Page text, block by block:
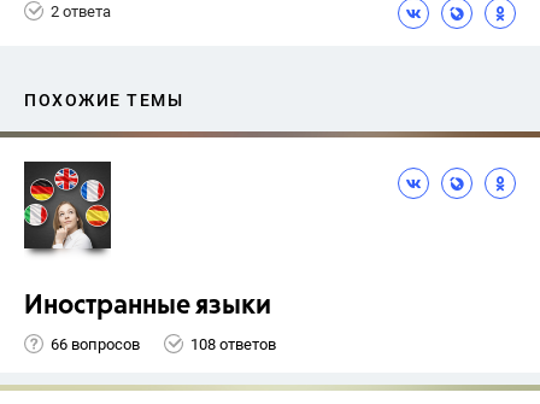
2 ответа
ПОХОЖИЕ ТЕМЫ
Иностранные языки
66 вопросов 108 ответов